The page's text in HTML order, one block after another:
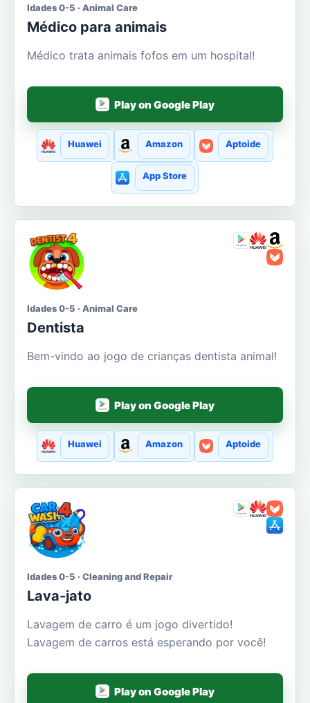
Idades 0-5 · Animal Care
Médico para animais
Médico trata animais fofos em um hospital!
Play on Google Play
Huawei Amazon Aptoide
App Store
Idades 0-5 · Animal Care
Dentista
Bem-vindo ao jogo de crianças dentista animal!
Play on Google Play
Huawei Amazon Aptoide
Idades 0-5 · Cleaning and Repair
Lava-jato
Lavagem de carro é um jogo divertido!
Lavagem de carros está esperando por você!
Play on Google Play